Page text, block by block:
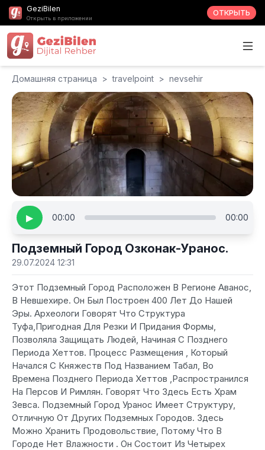
GeziBilen
Открыть в приложении
ОТКРЫТЬ
Домашняя страница > travelpoint > nevsehir
▶ 00:00 00:00
Подземный Город Озконак-Уранос.
29.07.2024 12:31
Этот Подземный Город Расположен В Регионе Аванос,
В Невшехире. Он Был Построен 400 Лет До Нашей
Эры. Археологи Говорят Что Структура
Туфа,Пригодная Для Резки И Придания Формы,
Позволяла Защищать Людей, Начиная С Позднего
Периода Хеттов. Процесс Размещения , Который
Начался С Княжеств Под Названием Табал, Во
Времена Позднего Периода Хеттов ,Распространился
На Персов И Римлян. Говорят Что Здесь Есть Храм
Зевса. Подземный Город Уранос Имеет Структуру,
Отличную От Других Подземных Городов. Здесь
Можно Хранить Продовольствие, Потому Что В
Городе Нет Влажности . Он Состоит Из Четырех